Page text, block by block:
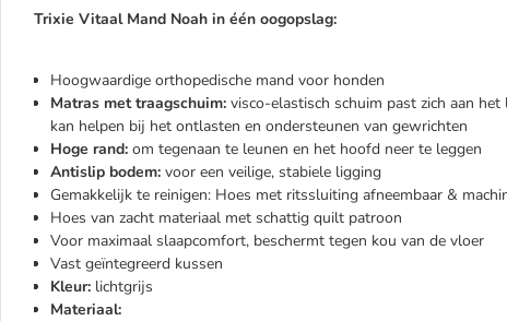
Trixie Vitaal Mand Noah in één oogopslag:
Hoogwaardige orthopedische mand voor honden
Matras met traagschuim: visco-elastisch schuim past zich aan
kan helpen bij het ontlasten en ondersteunen van gewrichten
Hoge rand: om tegenaan te leunen en het hoofd neer te leggen
Antislip bodem: voor een veilige, stabiele ligging
Gemakkelijk te reinigen: Hoes met ritssluiting afneembaar &
Hoes van zacht materiaal met schattig quilt patroon
Voor maximaal slaapcomfort, beschermt tegen kou van de vloer
Vast geïntegreerd kussen
Kleur: lichtgrijs
Materiaal: